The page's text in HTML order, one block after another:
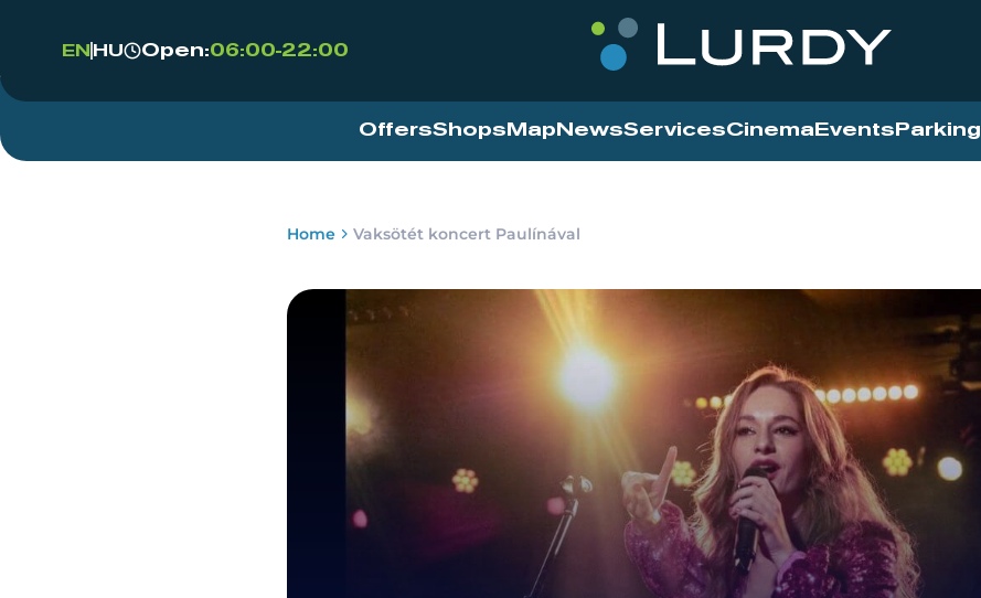
EN HU Open:06:00-22:00
OffersShops Map NewsServicesCinema Events Parking
Home Vaksötét koncert Paulínával